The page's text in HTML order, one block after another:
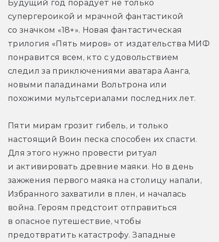
Будущий год порадует не только
супергероикой и мрачной фантастикой
со значком «18+». Новая фантастическая
трилогия «Пять миров» от издательства МИФ
понравится всем, кто с удовольствием
следил за приключениями аватара Аанга,
новыми паладинами Вольтрона или
похожими мультсериалами последних лет.
Пяти мирам грозит гибель, и только
настоящий Воин песка способен их спасти.
Для этого нужно провести ритуал
и активировать древние маяки. Но в день
зажжения первого маяка на столицу напали,
Избранного захватили в плен, и началась
война. Героям предстоит отправиться
в опасное путешествие, чтобы
предотвратить катастрофу. Западные